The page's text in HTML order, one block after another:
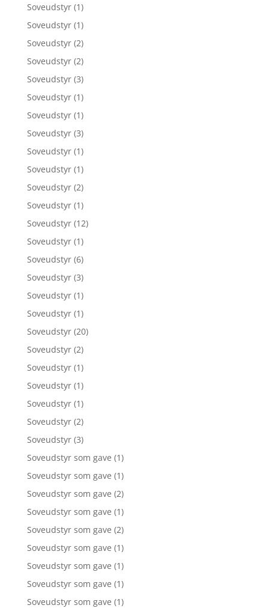
Soveudstyr (1)
Soveudstyr (1)
Soveudstyr (2)
Soveudstyr (2)
Soveudstyr (3)
Soveudstyr (1)
Soveudstyr (1)
Soveudstyr (3)
Soveudstyr (1)
Soveudstyr (1)
Soveudstyr (2)
Soveudstyr (1)
Soveudstyr (12)
Soveudstyr (1)
Soveudstyr (6)
Soveudstyr (3)
Soveudstyr (1)
Soveudstyr (1)
Soveudstyr (20)
Soveudstyr (2)
Soveudstyr (1)
Soveudstyr (1)
Soveudstyr (1)
Soveudstyr (2)
Soveudstyr (3)
Soveudstyr som gave (1)
Soveudstyr som gave (1)
Soveudstyr som gave (2)
Soveudstyr som gave (1)
Soveudstyr som gave (2)
Soveudstyr som gave (1)
Soveudstyr som gave (1)
Soveudstyr som gave (1)
Soveudstyr som gave (1)